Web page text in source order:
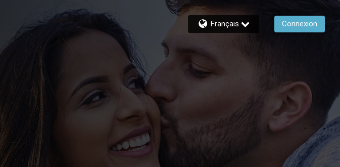
Français Connexion